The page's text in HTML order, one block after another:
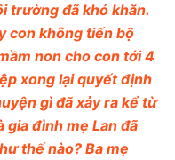
trường đã khó khăn.
con không tiến bộ
non cho con tới 4
xong lại quyết định
gì đã xảy ra kể từ
gia đình mẹ Lan đã
thế nào? Ba mẹ